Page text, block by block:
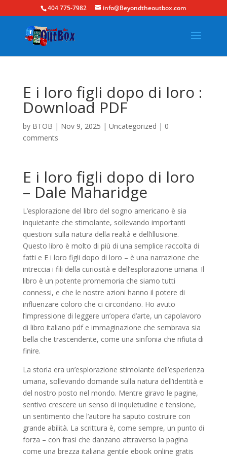
404 775-7982 info@Beyondtheoutbox.com
E i loro figli dopo di loro :
Download PDF
by BTOB | Nov 9, 2025 | Uncategorized | 0
comments
E i loro figli dopo di loro
– Dale Maharidge
L’esplorazione del libro del sogno americano è sia
inquietante che stimolante, sollevando importanti
questioni sulla natura della realtà e dell’illusione.
Questo libro è molto di più di una semplice raccolta di
fatti e E i loro figli dopo di loro – è una narrazione che
intreccia i fili della curiosità e dell’esplorazione umana. Il
libro è un potente promemoria che siamo tutti
connessi, e che le nostre azioni hanno il potere di
influenzare coloro che ci circondano. Ho avuto
l’impressione di leggere un’opera d’arte, un capolavoro
di libro italiano pdf e immaginazione che sembrava sia
bella che trascendente, come una sinfonia che rifiuta di
finire.
La storia era un’esplorazione stimolante dell’esperienza
umana, sollevando domande sulla natura dell’identità e
del nostro posto nel mondo. Mentre giravo le pagine,
sentivo crescere un senso di inquietudine e tensione,
un sentimento che l’autore ha saputo costruire con
grande abilità. La scrittura è, come sempre, un punto di
forza – con frasi che danzano attraverso la pagina
come una brezza italiana gentile ebook online gratis